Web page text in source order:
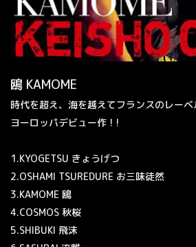
鴎 KAMOME
時代を超え、海を越えてフランスのレー
ヨーロッパデビュー作 ! !
1.KYOGETSU きょうげつ
2.OSHAMI TSUREDURE お三味徒然
3.KAMOME 鴎
4.COSMOS 秋桜
5.SHIBUKI 飛沫